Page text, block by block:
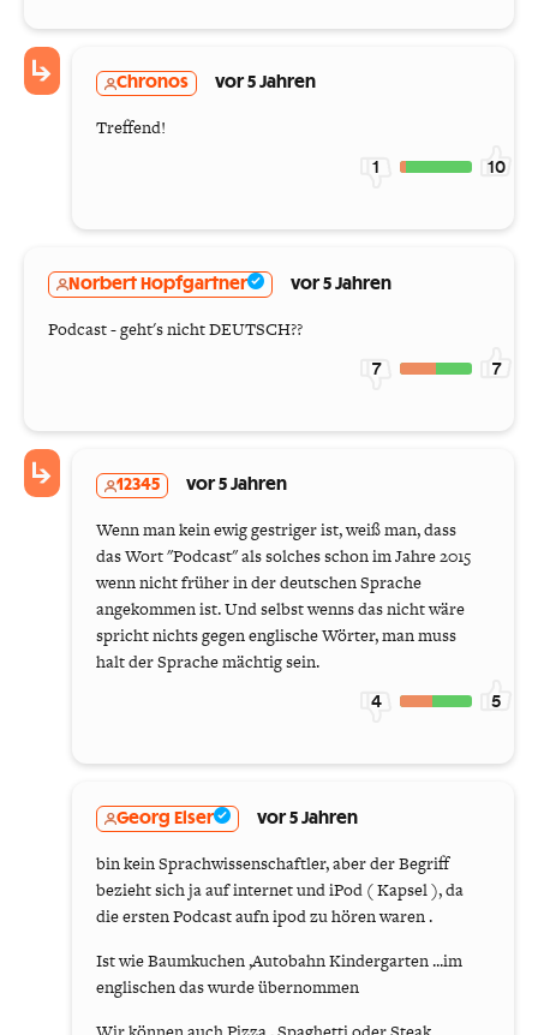
Chronos vor 5 Jahren
Treffend!
1 10
Norbert Hopfgartner vor 5 Jahren
Podcast - geht's nicht DEUTSCH??
7 7
12345 vor 5 Jahren
Wenn man kein ewig gestriger ist, weiß man, dass
das Wort "Podcast" als solches schon im Jahre 2015
wenn nicht früher in der deutschen Sprache
angekommen ist. Und selbst wenns das nicht wäre
spricht nichts gegen englische Wörter, man muss
halt der Sprache mächtig sein.
4 5
Georg Elser vor 5 Jahren
bin kein Sprachwissenschaftler, aber der Begriff
bezieht sich ja auf internet und iPod ( Kapsel ), da
die ersten Podcast aufn ipod zu hören waren .
Ist wie Baumkuchen ,Autobahn Kindergarten ...im
englischen das wurde übernommen